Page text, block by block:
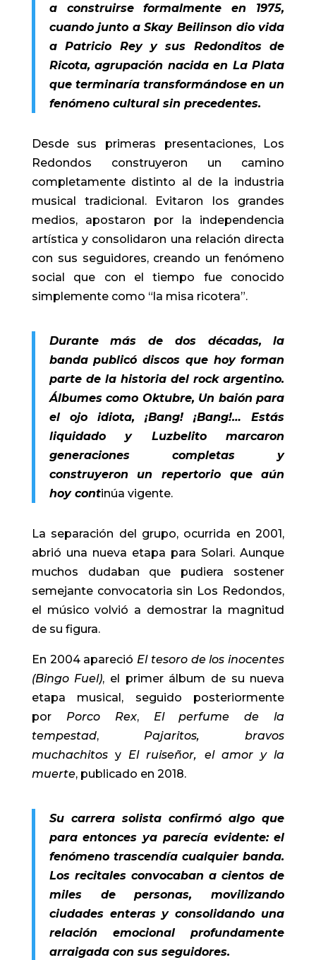
a construirse formalmente en 1975,
cuando junto a Skay Beilinson dio vida
a Patricio Rey y sus Redonditos de
Ricota, agrupación nacida en La Plata
que terminaría transformándose en un
fenómeno cultural sin precedentes.
Desde sus primeras presentaciones, Los
Redondos construyeron un camino
completamente distinto al de la industria
musical tradicional. Evitaron los grandes
medios, apostaron por la independencia
artística y consolidaron una relación directa
con sus seguidores, creando un fenómeno
social que con el tiempo fue conocido
simplemente como “la misa ricotera”.
Durante más de dos décadas, la
banda publicó discos que hoy forman
parte de la historia del rock argentino.
Álbumes como Oktubre, Un baión para
el ojo idiota, ¡Bang! ¡Bang!… Estás
liquidado y Luzbelito marcaron
generaciones completas y
construyeron un repertorio que aún
hoy continúa vigente.
La separación del grupo, ocurrida en 2001,
abrió una nueva etapa para Solari. Aunque
muchos dudaban que pudiera sostener
semejante convocatoria sin Los Redondos,
el músico volvió a demostrar la magnitud
de su figura.
En 2004 apareció El tesoro de los inocentes
(Bingo Fuel), el primer álbum de su nueva
etapa musical, seguido posteriormente
por Porco Rex, El perfume de la
tempestad, Pajaritos, bravos
muchachitosy El ruiseñor, el amor y la
muerte, publicado en 2018.
Su carrera solista confirmó algo que
para entonces ya parecía evidente: el
fenómeno trascendía cualquier banda.
Los recitales convocaban a cientos de
miles de personas, movilizando
ciudades enteras y consolidando una
relación emocional profundamente
arraigada con sus seguidores.